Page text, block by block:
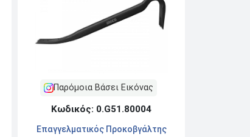
Παρόμοια Βάσει Εικόνας
Κωδικός: 0.G51.80004
Επαγγελματικός Προκοβγάλτης